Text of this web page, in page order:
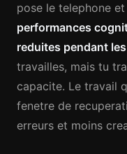
pose le telephone
performances
reduites pendant
travailles, mais tu
capacite. Le travail
fenetre de
erreurs et moins